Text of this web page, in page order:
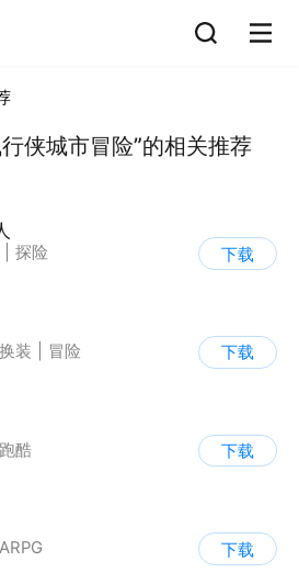
侠城市冒险”的相关推荐
探险
下载
换装
冒险
下载
跑酷
下载
ARPG
下载